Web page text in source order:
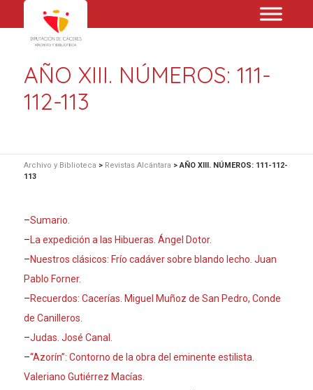
AÑO XIII. NÚMEROS: 111-
112-113
Archivo y Biblioteca > Revistas Alcántara >AÑO XIII. NÚMEROS: 111-112-
113
–Sumario.
–La expedición a las Hibueras. Ángel Dotor.
–Nuestros clásicos: Frío cadáver sobre blando lecho. Juan
Pablo Forner.
–Recuerdos: Cacerías. Miguel Muñoz de San Pedro, Conde
de Canilleros.
–Judas. José Canal.
–“Azorín”: Contorno de la obra del eminente estilista.
Valeriano Gutiérrez Macías.